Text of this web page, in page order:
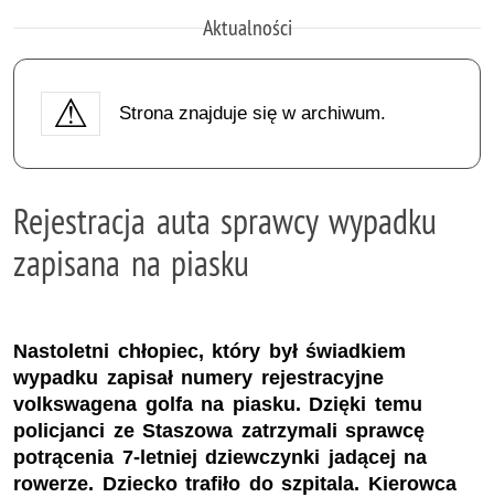
Aktualności
Strona znajduje się w archiwum.
Rejestracja auta sprawcy wypadku
zapisana na piasku
Nastoletni chłopiec, który był świadkiem
wypadku zapisał numery rejestracyjne
volkswagena golfa na piasku. Dzięki temu
policjanci ze Staszowa zatrzymali sprawcę
potrącenia 7-letniej dziewczynki jadącej na
rowerze. Dziecko trafiło do szpitala. Kierowca